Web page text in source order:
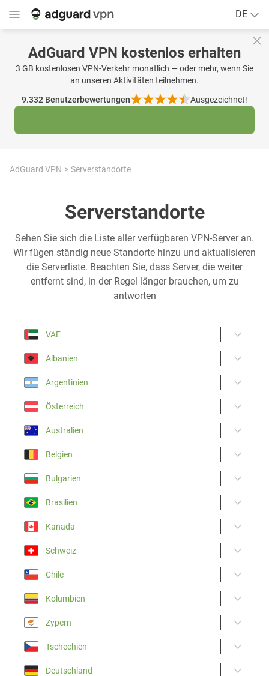
DE
AdGuard VPN kostenlos erhalten
3 GB kostenlosen VPN-Verkehr monatlich — oder mehr, wenn Sie
an unseren Aktivitäten teilnehmen.
9.332 Benutzerbewertungen Ausgezeichnet!
AdGuard VPN Serverstandorte
Serverstandorte
Sehen Sie sich die Liste aller verfügbaren VPN-Server an.
Wir fügen ständig neue Standorte hinzu und aktualisieren
die Serverliste. Beachten Sie, dass Server, die weiter
entfernt sind, in der Regel länger brauchen, um zu
antworten
VAE
Albanien
Argentinien
Österreich
Australien
Belgien
Bulgarien
Brasilien
Kanada
Schweiz
Chile
Kolumbien
Zypern
Tschechien
Deutschland